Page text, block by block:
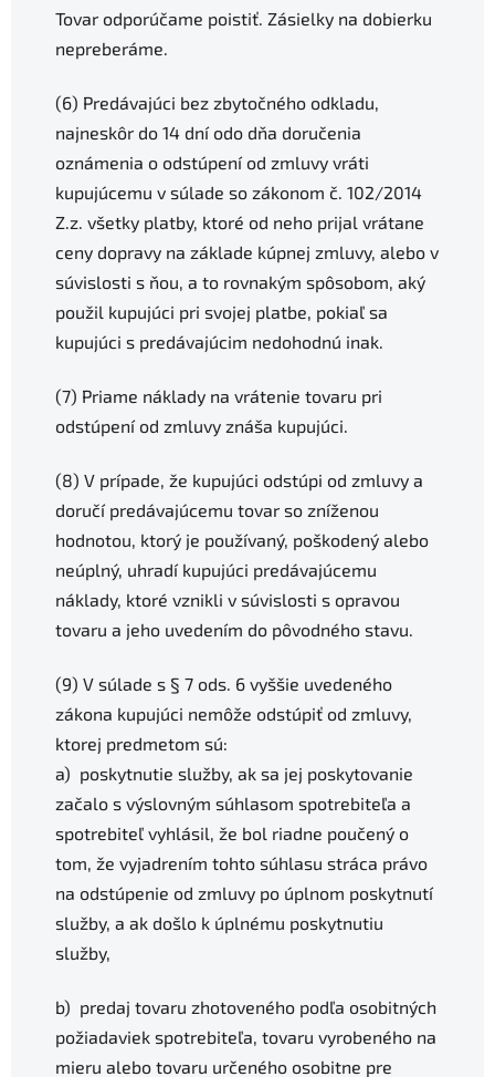
Tovar odporúčame poistiť. Zásielky na dobierku
nepreberáme.
(6) Predávajúci bez zbytočného odkladu,
najneskôr do 14 dní odo dňa doručenia
oznámenia o odstúpení od zmluvy vráti
kupujúcemu v súlade so zákonom č. 102/2014
Z.z. všetky platby, ktoré od neho prijal vrátane
ceny dopravy na základe kúpnej zmluvy, alebo v
súvislosti s ňou, a to rovnakým spôsobom, aký
použil kupujúci pri svojej platbe, pokiaľ sa
kupujúci s predávajúcim nedohodnú inak.
(7) Priame náklady na vrátenie tovaru pri
odstúpení od zmluvy znáša kupujúci.
(8) V prípade, že kupujúci odstúpi od zmluvy a
doručí predávajúcemu tovar so zníženou
hodnotou, ktorý je používaný, poškodený alebo
neúplný, uhradí kupujúci predávajúcemu
náklady, ktoré vznikli v súvislosti s opravou
tovaru a jeho uvedením do pôvodného stavu.
(9) V súlade s § 7 ods. 6 vyššie uvedeného
zákona kupujúci nemôže odstúpiť od zmluvy,
ktorej predmetom sú:
a) poskytnutie služby, ak sa jej poskytovanie
začalo s výslovným súhlasom spotrebiteľa a
spotrebiteľ vyhlásil, že bol riadne poučený o
tom, že vyjadrením tohto súhlasu stráca právo
na odstúpenie od zmluvy po úplnom poskytnutí
služby, a ak došlo k úplnému poskytnutiu
služby,
b) predaj tovaru zhotoveného podľa osobitných
požiadaviek spotrebiteľa, tovaru vyrobeného na
mieru alebo tovaru určeného osobitne pre